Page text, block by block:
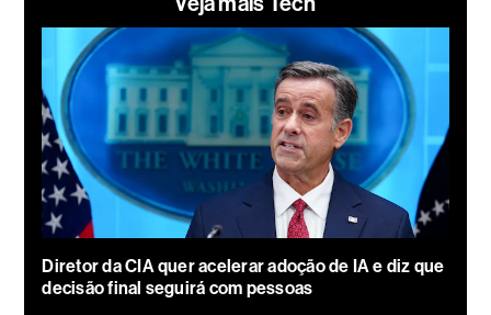
Diretor da CIA quer acelerar adoção de IA e diz que
decisão final seguirá com pessoas